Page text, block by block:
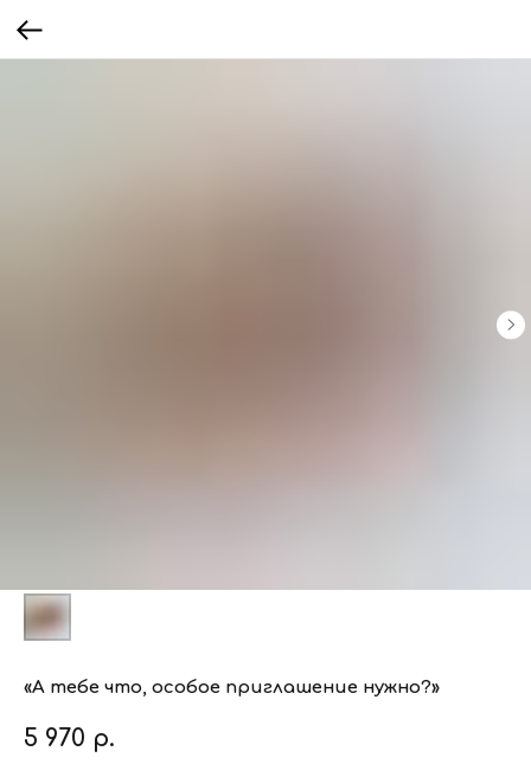
«А тебе что, особое приглашение нужно?»
5 970 р.